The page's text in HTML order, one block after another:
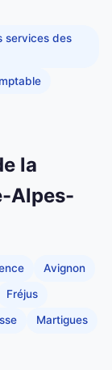
services des
la
Alpes-
Avignon
Fréjus
Martigues